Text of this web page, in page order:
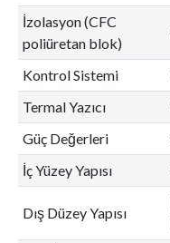
İzolasyon (CFC
poliüretan blok)
Kontrol Sistemi
Termal Yazıcı
Güç Değerleri
İç Yüzey Yapısı
Dış Düzey Yapısı